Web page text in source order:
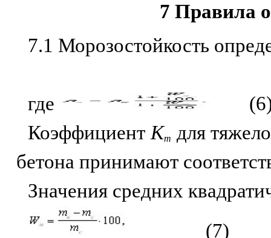
7 Правила
7.1 Морозостойкость
где
Коэффициент Кт
для
бетона принимают
Значения средних
(7)